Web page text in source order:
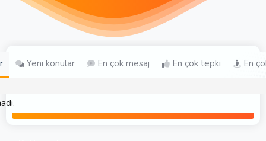
Yeni konular En çok mesaj En çok tepki En